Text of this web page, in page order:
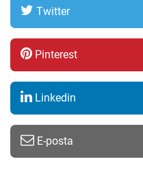
Twitter
Pinterest
Linkedin
E-posta